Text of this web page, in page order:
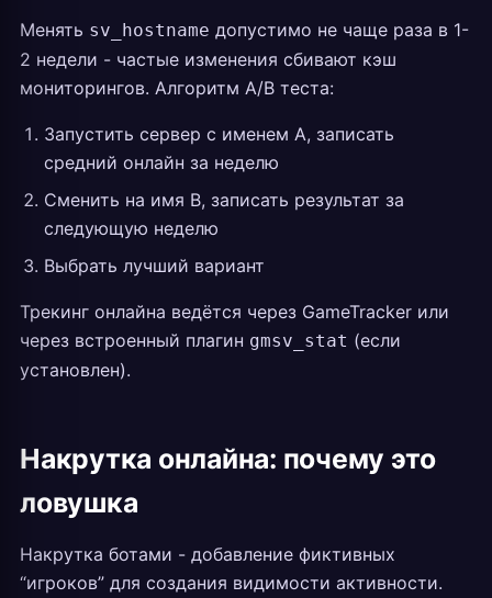
Менять sv_hostname допустимо не чаще раза в 1-
2 недели - частые изменения сбивают кэш
мониторингов. Алгоритм A/B теста:
Запустить сервер с именем A, записать
средний онлайн за неделю
Сменить на имя B, записать результат за
следующую неделю
Выбрать лучший вариант
Трекинг онлайна ведётся через GameTracker или
через встроенный плагин gmsv_stat (если
установлен).
Накрутка онлайна: почему это
ловушка
Накрутка ботами - добавление фиктивных
“игроков” для создания видимости активности.